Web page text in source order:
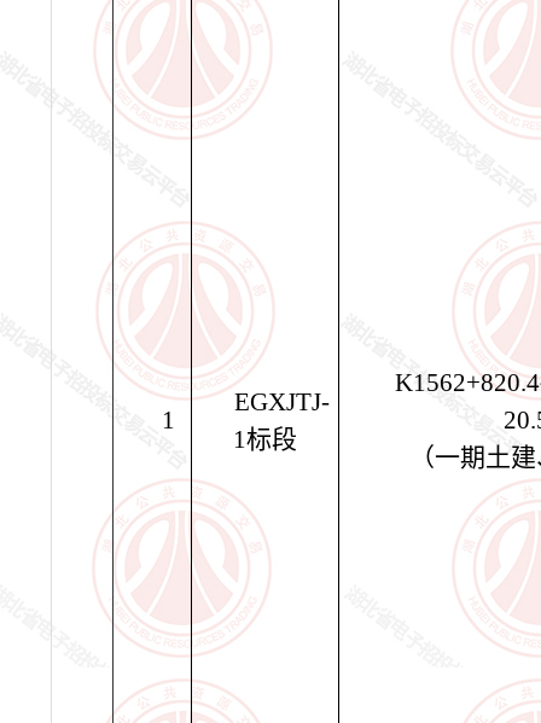
1
EGXJTJ-
1标段
（一期土